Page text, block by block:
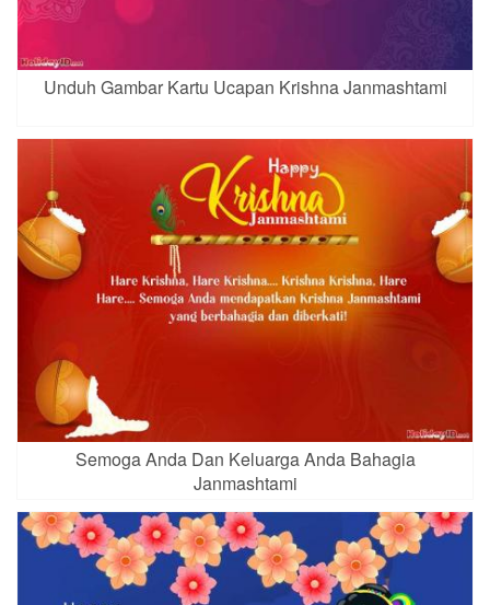
Unduh Gambar Kartu Ucapan Krishna Janmashtami
Semoga Anda Dan Keluarga Anda Bahagia
Janmashtami